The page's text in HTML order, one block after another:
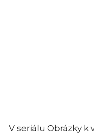
V seriálu Obrázky